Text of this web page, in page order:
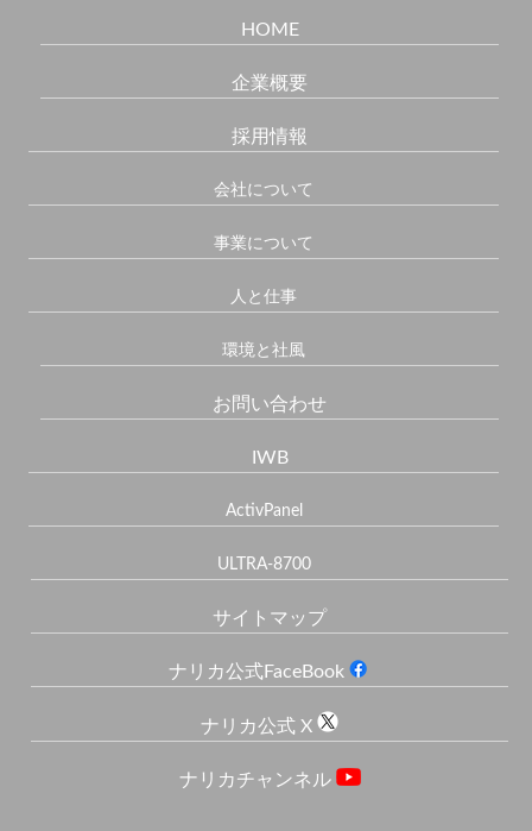
HOME
企業概要
採用情報
会社について
事業について
人と仕事
環境と社風
お問い合わせ
IWB
ActivPanel
ULTRA-8700
サイトマップ
ナリカ公式FaceBook
ナリカ公式 X
ナリカチャンネル